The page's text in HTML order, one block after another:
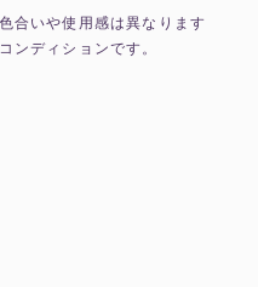
合いや使用感は異なります
ンディションです。